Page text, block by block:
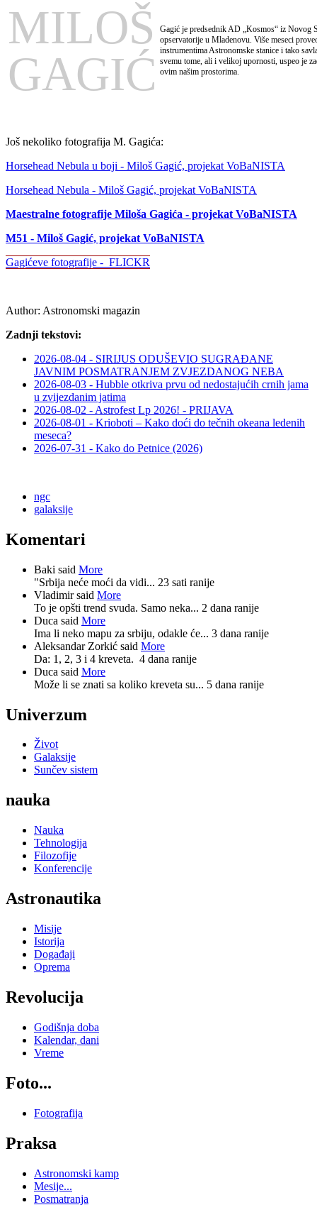
MILOŠ
GAGIĆ
Gagić je predsednik AD „Kosmos“ iz Novog
opservatorije u Mladenovu. Više meseci
instrumentima Astronomske stanice i tako
svemu tome, ali i velikoj upornosti, uspeo je
ovim našim prostorima.
Još nekoliko fotografija M. Gagića:
Horsehead Nebula u boji - Miloš Gagić, projekat VoBaNISTA
Horsehead Nebula - Miloš Gagić, projekat VoBaNISTA
Maestralne fotografije Miloša Gagića - projekat VoBaNISTA
M51 - Miloš Gagić, projekat VoBaNISTA
Gagićeve fotografije - FLICKR
Author: Astronomski magazin
Zadnji tekstovi:
2026-08-04 - SIRIJUS ODUŠEVIO SUGRAĐANE
JAVNIM POSMATRANJEM ZVJEZDANOG NEBA
2026-08-03 - Hubble otkriva prvu od nedostajućih crnih jama
u zvijezdanim jatima
2026-08-02 - Astrofest Lp 2026! - PRIJAVA
2026-08-01 - Krioboti – Kako doći do tečnih okeana ledenih
meseca?
2026-07-31 - Kako do Petnice (2026)
ngc
galaksije
Komentari
Baki said More
"Srbija neće moći da vidi... 23 sati ranije
Vladimir said More
To je opšti trend svuda. Samo neka... 2 dana ranije
Duca said More
Ima li neko mapu za srbiju, odakle će... 3 dana ranije
Aleksandar Zorkić said More
Da: 1, 2, 3 i 4 kreveta. 4 dana ranije
Duca said More
Može li se znati sa koliko kreveta su... 5 dana ranije
Univerzum
Život
Galaksije
Sunčev sistem
nauka
Nauka
Tehnologija
Filozofije
Konferencije
Astronautika
Misije
Istorija
Događaji
Oprema
Revolucija
Godišnja doba
Kalendar, dani
Vreme
Foto...
Fotografija
Praksa
Astronomski kamp
Mesije...
Posmatranja